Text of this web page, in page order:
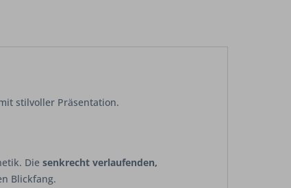
stilvoller Präsentation.
Die senkrecht verlaufenden,
Blickfang.